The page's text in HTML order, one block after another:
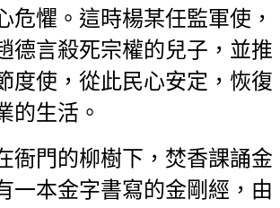
危懼。這時楊某任監軍使，
德言殺死宗權的兒子，並推
度使，從此民心安定，恢復
的生活。
衙門的柳樹下，焚香課誦金
一本金字書寫的金剛經，由